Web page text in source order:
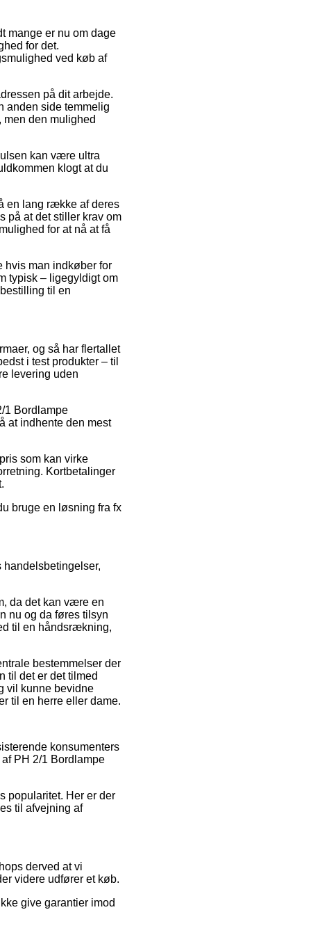
mange er nu om dage
for det.
ved køb af
på dit arbejde.
anden side temmelig
den mulighed
kan være ultra
klogt at du
en lang række af deres
på at det stiller krav om
for at nå at få
hvis man indkøber for
typisk – ligegyldigt om
til en
og så har flertallet
i test produkter – til
levering uden
1 Bordlampe
at indhente den mest
som kan virke
Kortbetalinger
bruge en løsning fra fx
da det kan være en
nu og da føres tilsyn
til en håndsrækning,
bestemmelser der
til det er det tilmed
vil kunne bevidne
til en herre eller dame.
konsumenters
PH 2/1 Bordlampe
popularitet. Her er der
til afvejning af
derved at vi
videre udfører et køb.
give garantier imod